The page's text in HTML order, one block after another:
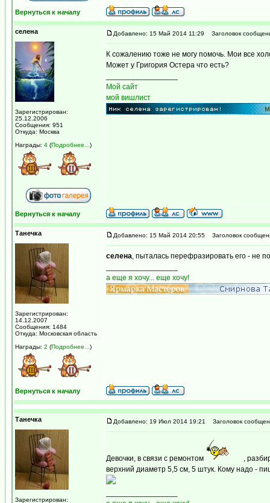
Вернуться к началу
селена
Зарегистрирован:
25.12.2006
Сообщения: 951
Откуда: Москва
Награды: 4 (Подробнее... )
Добавлено: 15 Май 2014 11:29 Заголовок
К сожалению тоже не могу помочь. Мои все
Может у Григория Остера что есть?
Мой сайт
мой вишлист
Вернуться к началу
Танечка
Зарегистрирован:
14.12.2007
Сообщения: 1484
Откуда: Московская область
Награды: 2 (Подробнее... )
Добавлено: 15 Май 2014 20:55 Заголовок
селена, пыталась перефразировать его - не
а еще я хочу... еще хочу!
Вернуться к началу
Танечка
Зарегистрирован:
Добавлено: 19 Июл 2014 19:21 Заголовок
Девочки, в связи с ремонтом
,
верхний диаметр 5,5 см, 5 штук. Кому надо -